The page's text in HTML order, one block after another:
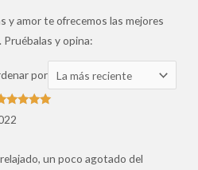
y amor te ofrecemos las mejores
Pruébalas y opina:
por Ordenar
las
un poco agotado del